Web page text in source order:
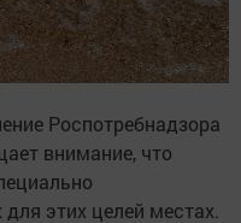
Роспотребнадзора
внимание, что
этих целей местах.